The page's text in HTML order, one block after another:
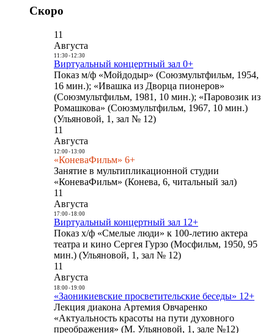
Скоро
11
Августа
11:30- 12:30
Виртуальный концертный зал 0+
Показ м/ф «Мойдодыр» (Союзмультфильм, 1954,
16 мин.); «Ивашка из Дворца пионеров»
(Союзмультфильм, 1981, 10 мин.); «Паровозик из
Ромашкова» (Союзмультфильм, 1967, 10 мин.)
(Ульяновой, 1, зал № 12)
11
Августа
12:00- 13:00
«КоневаФильм» 6+
Занятие в мультипликационной студии
«КоневаФильм» (Конева, 6, читальный зал)
11
Августа
17:00- 18:00
Виртуальный концертный зал 12+
Показ х/ф «Смелые люди» к 100-летию актера
театра и кино Сергея Гурзо (Мосфильм, 1950, 95
мин.) (Ульяновой, 1, зал № 12)
11
Августа
18:00- 19:00
«Заоникиевские просветительские беседы» 12+
Лекция диакона Артемия Овчаренко
«Актуальность красоты на пути духовного
преображения» (М. Ульяновой, 1, зале №12)